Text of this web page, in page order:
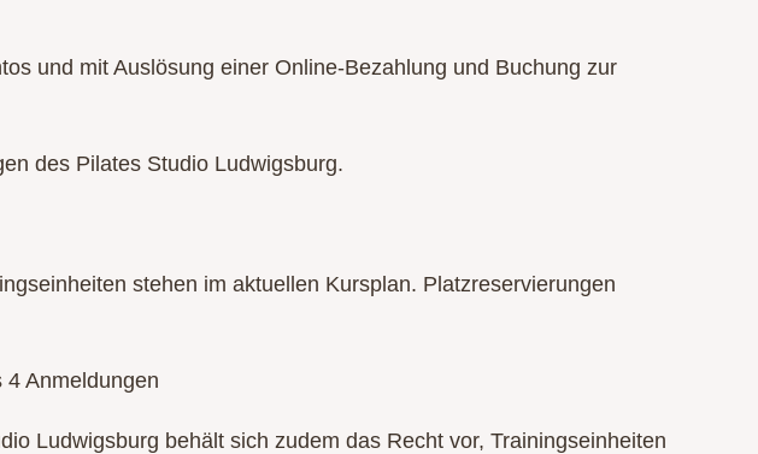
und mit Auslösung einer Online-Bezahlung und Buchung zur
des Pilates Studio Ludwigsburg.
stehen im aktuellen Kursplan. Platzreservierungen
Anmeldungen
Ludwigsburg behält sich zudem das Recht vor, Trainingseinheiten